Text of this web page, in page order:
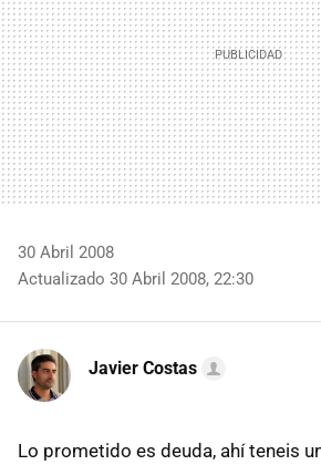
30 Abril 2008
Actualizado 30 Abril 2008, 22:30
Javier Costas
Lo prometido es deuda, ahí teneis